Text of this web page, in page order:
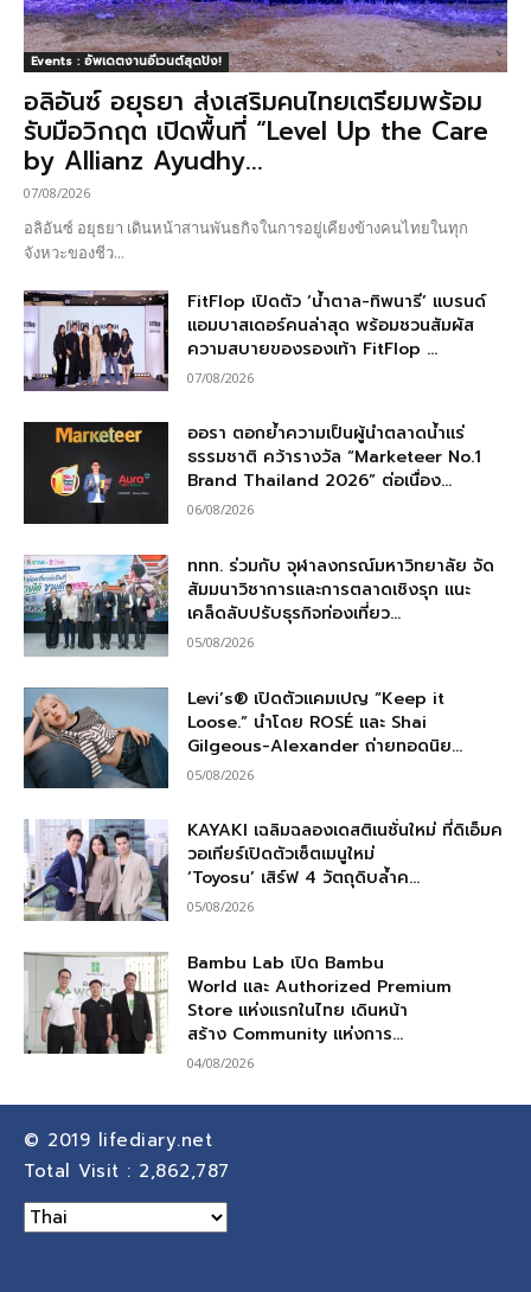
Events : อัพเดตงานอีเวนต์สุดปัง!
อลิอันซ์ อยุธยา ส่งเสริมคนไทยเตรียมพร้อม
รับมือวิกฤต เปิดพื้นที่ “Level Up the Care
by Allianz Ayudhy...
07/08/2026
อลิอันซ์ อยุธยา เดินหน้าสานพันธกิจในการอยู่เคียงข้างคนไทยในทุก
จังหวะของชีว...
FitFlop เปิดตัว ‘น้ำตาล-ทิพนารี’ แบรนด์
แอมบาสเดอร์คนล่าสุด พร้อมชวนสัมผัส
ความสบายของรองเท้า FitFlop ...
07/08/2026
ออรา ตอกย้ำความเป็นผู้นำตลาดน้ำแร่
ธรรมชาติ คว้ารางวัล “Marketeer No.1
Brand Thailand 2026” ต่อเนื่อง...
06/08/2026
ททท. ร่วมกับ จุฬาลงกรณ์มหาวิทยาลัย จัด
สัมมนาวิชาการและการตลาดเชิงรุก แนะ
เคล็ดลับปรับธุรกิจท่องเที่ยว...
05/08/2026
Levi’s® เปิดตัวแคมเปญ “Keep it
Loose.” นำโดย ROSÉ และ Shai
Gilgeous-Alexander ถ่ายทอดนิย...
05/08/2026
KAYAKI เฉลิมฉลองเดสติเนชั่นใหม่ ที่ดิเอ็มค
วอเทียร์เปิดตัวเซ็ตเมนูใหม่
‘Toyosu’ เสิร์ฟ 4 วัตถุดิบล้ำค...
05/08/2026
Bambu Lab เปิด Bambu
World และ Authorized Premium
Store แห่งแรกในไทย เดินหน้า
สร้าง Community แห่งการ...
04/08/2026
© 2019 lifediary.net
Total Visit : 2,862,787